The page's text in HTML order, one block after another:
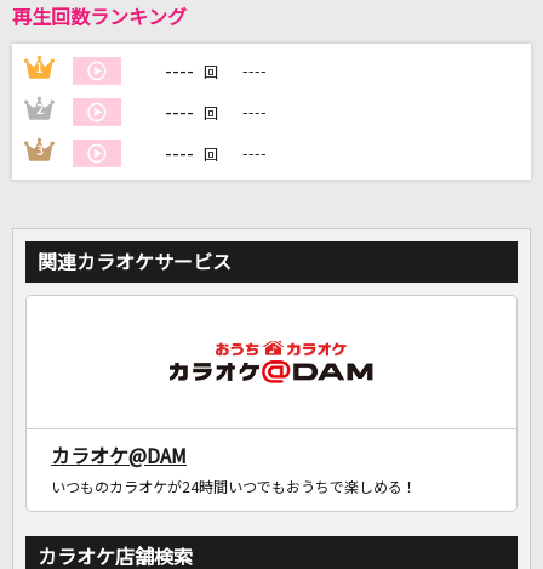
DAMに会員登録・ログインして
カラオケをもっと楽しもう！
再生回数ランキング
1 ---- 回 ----
2 ---- 回 ----
3 ---- 回 ----
関連カラオケサービス
カラオケ@DAM
いつものカラオケが24時間いつでもおうちで楽しめる！
カラオケ店舗検索